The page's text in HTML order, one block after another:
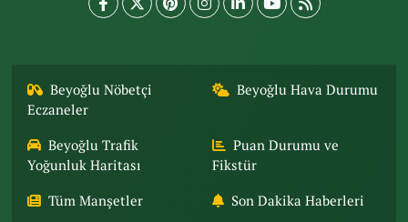
Beyoğlu Nöbetçi
Eczaneler
Beyoğlu Hava Durumu
Beyoğlu Trafik
Yoğunluk Haritası
Puan Durumu ve
Fikstür
Tüm Manşetler Son Dakika Haberleri